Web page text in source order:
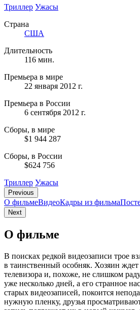
Триллер Ужасы
Страна
США
Длительность
116 мин.
Премьера в мире
22 января 2012 г.
Премьера в России
6 сентября 2012 г.
Сборы, в мире
$1 944 287
Сборы, в России
$624 756
Триллер Ужасы
Previous
О фильмеВидеоКадры из фильмa
Next
О фильме
В поисках редкой видеозаписи трое
в таинственный особняк. Хозяин
телевизора и, похоже, не слишком
уже несколько дней, а его странное
старых видеозаписей, покоится
нужную пленку, друзья